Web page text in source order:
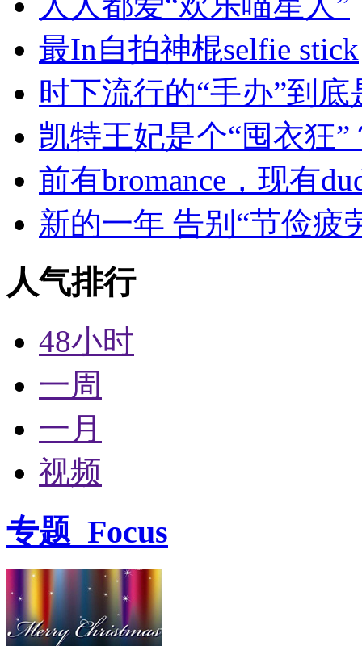
最In自拍神棍selfie stick
时下流行的“手办”到底
凯特王妃是个“囤衣狂”
前有bromance，现有
新的一年 告别“节俭疲
人气排行
48小时
一周
一月
视频
专题 Focus